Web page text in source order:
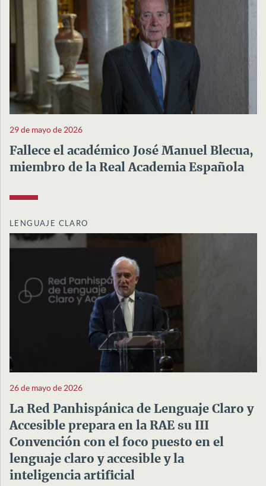
29 de mayo de 2026
Fallece el académico José Manuel Blecua,
miembro de la Real Academia Española
LENGUAJE CLARO
26 de mayo de 2026
La Red Panhispánica de Lenguaje Claro y
Accesible prepara en la RAE su III
Convención con el foco puesto en el
lenguaje claro y accesible y la
inteligencia artificial